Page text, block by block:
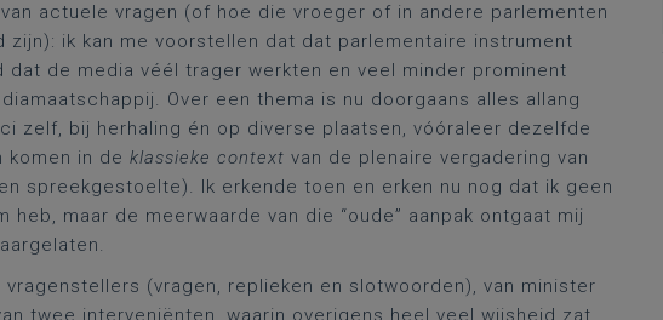
actuele vragen (of hoe die vroeger of in andere parlementen
ik kan me voorstellen dat dat parlementaire instrument
de media véél trager werkten en veel minder prominent
Over een thema is nu doorgaans alles allang
zelf, bij herhaling én op diverse plaatsen, vóóraleer dezelfde
komen in de klassieke context van de plenaire vergadering van
spreekgestoelte). Ik erkende toen en erken nu nog dat ik geen
maar de meerwaarde van die “oude” aanpak ontgaat mij
(vragen, replieken en slotwoorden), van minister
twee interveniënten, waarin overigens heel veel wijsheid zat,